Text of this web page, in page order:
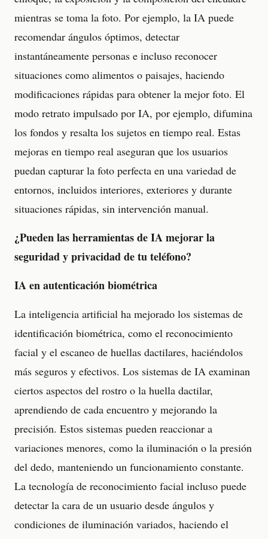
mientras se toma la foto. Por ejemplo, la IA puede
recomendar ángulos óptimos, detectar
instantáneamente personas e incluso reconocer
situaciones como alimentos o paisajes, haciendo
modificaciones rápidas para obtener la mejor foto. El
modo retrato impulsado por IA, por ejemplo, difumina
los fondos y resalta los sujetos en tiempo real. Estas
mejoras en tiempo real aseguran que los usuarios
puedan capturar la foto perfecta en una variedad de
entornos, incluidos interiores, exteriores y durante
situaciones rápidas, sin intervención manual.
¿Pueden las herramientas de IA mejorar la
seguridad y privacidad de tu teléfono?
IA en autenticación biométrica
La inteligencia artificial ha mejorado los sistemas de
identificación biométrica, como el reconocimiento
facial y el escaneo de huellas dactilares, haciéndolos
más seguros y efectivos. Los sistemas de IA examinan
ciertos aspectos del rostro o la huella dactilar,
aprendiendo de cada encuentro y mejorando la
precisión. Estos sistemas pueden reaccionar a
variaciones menores, como la iluminación o la presión
del dedo, manteniendo un funcionamiento constante.
La tecnología de reconocimiento facial incluso puede
detectar la cara de un usuario desde ángulos y
condiciones de iluminación variados, haciendo el